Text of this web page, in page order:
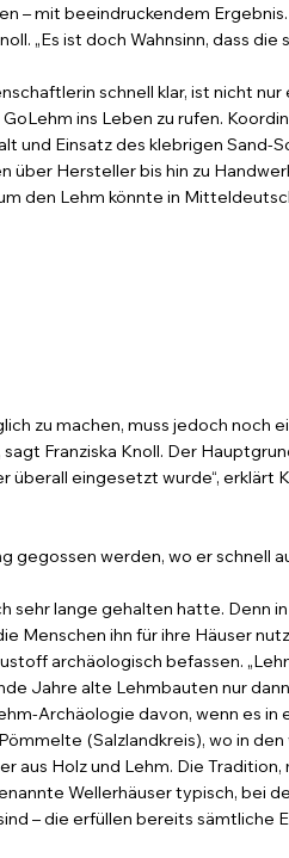
– mit beeindruckendem
„Es ist doch Wahnsinn, dass die
schnell klar, ist nicht
ins Leben zu rufen.
und Einsatz des klebrigen
über Hersteller bis hin zu
den Lehm könnte in
zu machen, muss jedoch noch
Franziska Knoll. Der
überall eingesetzt wurde“,
gegossen werden, wo er schnell
sehr lange gehalten hatte.
Menschen ihn für ihre Häuser
archäologisch befassen.
Jahre alte Lehmbauten nur
Archäologie davon, wenn es
(Salzlandkreis), wo in
aus Holz und Lehm. Die
Wellerhäuser typisch, bei
– die erfüllen bereits sämtliche